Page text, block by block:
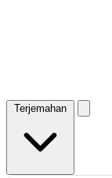
Terjemahan